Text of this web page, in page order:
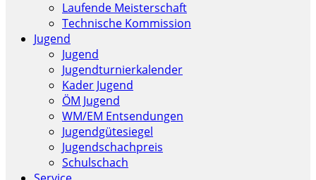
Laufende Meisterschaft
Technische Kommission
Jugend
Jugend
Jugendturnierkalender
Kader Jugend
ÖM Jugend
WM/EM Entsendungen
Jugendgütesiegel
Jugendschachpreis
Schulschach